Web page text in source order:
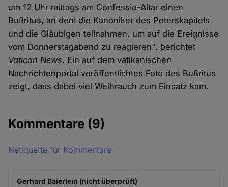
um 12 Uhr mittags am Confessio-Altar einen
Bußritus, an dem die Kanoniker des Peterskapitels
und die Gläubigen teilnahmen, um auf die Ereignisse
vom Donnerstagabend zu reagieren", berichtet
Vatican News. Ein auf dem vatikanischen
Nachrichtenportal veröffentlichtes Foto des Bußritus
zeigt, dass dabei viel Weihrauch zum Einsatz kam.
Kommentare (9)
Netiquette für Kommentare
Gerhard Baierlein (nicht überprüft)